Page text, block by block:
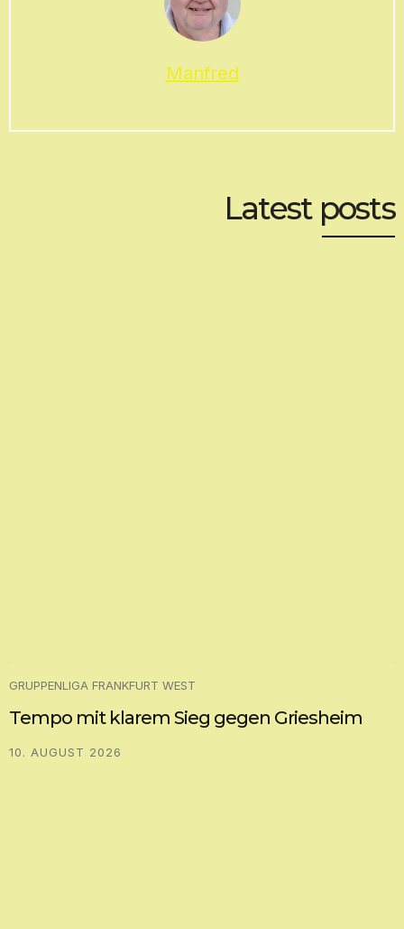
Manfred
Latest posts
GRUPPENLIGA FRANKFURT WEST
Tempo mit klarem Sieg gegen Griesheim
10. AUGUST 2026